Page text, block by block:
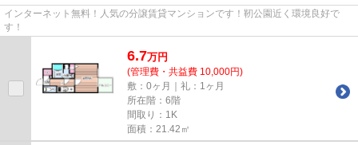
インターネット無料！人気の分譲賃貸マンションです！靭公園近く環境良好で
す！
6.7万円
(管理費・共益費 10,000円)
敷：0ヶ月｜礼：1ヶ月
所在階：6階
間取り：1K
面積：21.42㎡